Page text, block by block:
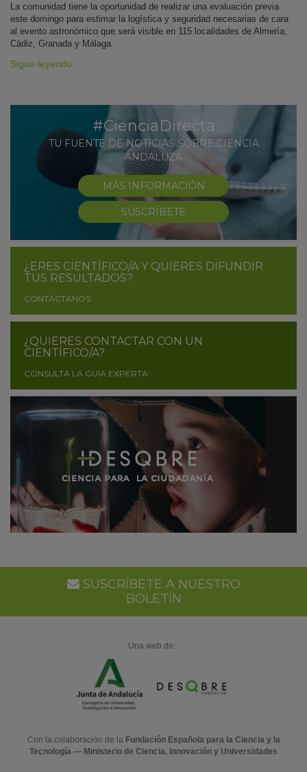
La comunidad tiene la oportunidad de realizar una evaluación previa
este domingo para estimar la logística y seguridad necesarias de cara
al evento astronómico que será visible en 115 localidades de Almería,
Cádiz, Granada y Málaga.
Sigue leyendo
#CienciaDirecta
TU FUENTE DE NOTICIAS SOBRE CIENCIA
ANDALUZA
MÁS INFORMACIÓN
SUSCRÍBETE
¿ERES CIENTÍFICO/A Y QUIERES DIFUNDIR
TUS RESULTADOS?
CONTÁCTANOS
¿QUIERES CONTACTAR CON UN
CIENTÍFICO/A?
CONSULTA LA GUÍA EXPERTA
SUSCRÍBETE A NUESTRO
BOLETÍN
Una web de:
Con la colaboración de la Fundación Española para la Ciencia y la
Tecnología — Ministerio de Ciencia, Innovación y Universidades